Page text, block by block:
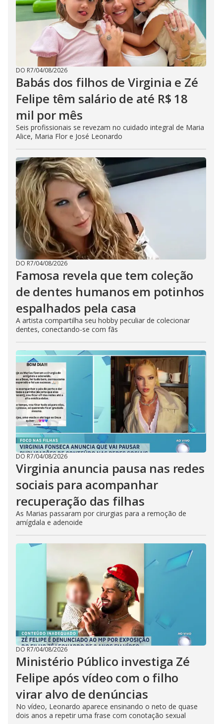
DO R7/04/08/2026
Babás dos filhos de Virginia e Zé
Felipe têm salário de até R$ 18
mil por mês
Seis profissionais se revezam no cuidado integral de Maria
Alice, Maria Flor e José Leonardo
DO R7/04/08/2026
Famosa revela que tem coleção
de dentes humanos em potinhos
espalhados pela casa
A artista compartilha seu hobby peculiar de colecionar
dentes, conectando-se com fãs
DO R7/04/08/2026
Virginia anuncia pausa nas redes
sociais para acompanhar
recuperação das filhas
As Marias passaram por cirurgias para a remoção de
amígdala e adenoide
DO R7/04/08/2026
Ministério Público investiga Zé
Felipe após vídeo com o filho
virar alvo de denúncias
No vídeo, Leonardo aparece ensinando o neto de quase
dois anos a repetir uma frase com conotação sexual